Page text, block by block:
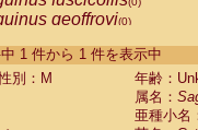
geoffroyi(0)
labiatus(0)
leucopus (0)
1 件から 1 件を表示中
別：M
年齢：
属名：
亜種小名